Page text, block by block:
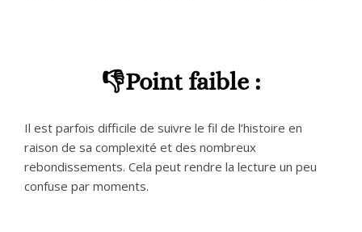
👎Point faible :
Il est parfois difficile de suivre le fil de l’histoire en
raison de sa complexité et des nombreux
rebondissements. Cela peut rendre la lecture un peu
confuse par moments.